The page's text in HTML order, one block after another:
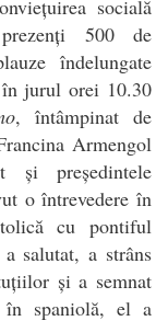
socială
500 de
îndelungate
jurul orei 10.30
, întâmpinat de
Armengol
președintele
o întrevedere în
cu pontiful
salutat, a strâns
și a semnat
în spaniolă, el a